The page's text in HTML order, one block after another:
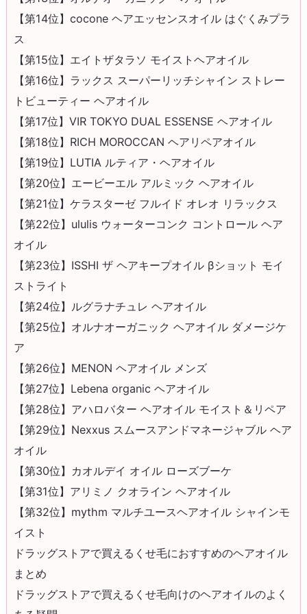
【第14位】cocone ヘアエッセンスオイル はぐくみプラ
ス
【第15位】エイトザタラソ モイストヘアオイル
【第16位】ラックス スーパーリッチシャイン ストレー
トビューティー ヘアオイル
【第17位】VIR TOKYO DUAL ESSENSE ヘアオイル
【第18位】RICH MOROCCAN ヘアリペアオイル
【第19位】LUTIA ルティア・ヘアオイル
【第20位】エービーエル アルミック ヘアオイル
【第21位】ケラスターゼ フルイド オレオ リラックス
【第22位】ululis ウォーターコンク コントロール ヘア
オイル
【第23位】ISSHI ザ ヘアキープオイル βショット モイ
ストライト
【第24位】ルグラナチュレ ヘアオイル
【第25位】オルナオーガニック ヘアオイル ダメージケ
ア
【第26位】MENON ヘアオイル メンズ
【第27位】Lebena organic ヘアオイル
【第28位】アハロバター ヘアオイル モイスト＆リペア
【第29位】Nexxus スムースアンドマネージャブル ヘア
オイル
【第30位】カオルデイ オイル ローズブーケ
【第31位】アリミノ クオライン ヘアオイル
【第32位】mythm マルチユースヘアオイル シャインモ
イスト
ドラッグストアで買えるくせ毛におすすめのヘアオイル
まとめ
ドラッグストアで買えるくせ毛向けのヘアオイルのよく